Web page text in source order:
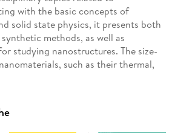
with the basic concepts of
solid state physics, it presents both
methods, as well as
studying nanostructures. The size-
such as their thermal,
the various applications of
optoelectronics, cosmetics,